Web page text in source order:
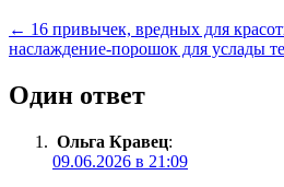
← 16 привычек, вредных для
наслаждение-порошок для услады
Один ответ
Ольга Кравец:
09.06.2026 в 21:09